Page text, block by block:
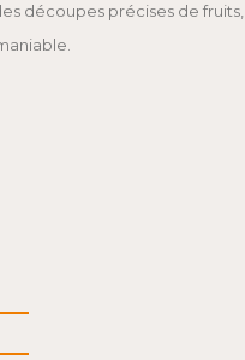
découpes précises de